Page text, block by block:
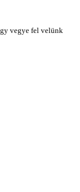
vegye fel velünk